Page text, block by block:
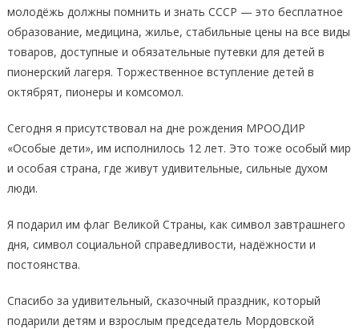
молодёжь должны помнить и знать СССР — это бесплатное
образование, медицина, жилье, стабильные цены на все виды
товаров, доступные и обязательные путевки для детей в
пионерский лагеря. Торжественное вступление детей в
октябрят, пионеры и комсомол.
Сегодня я присутствовал на дне рождения МРООДИР
«Особые дети», им исполнилось 12 лет. Это тоже особый мир
и особая страна, где живут удивительные, сильные духом
люди.
Я подарил им флаг Великой Страны, как символ завтрашнего
дня, символ социальной справедливости, надёжности и
постоянства.
Спасибо за удивительный, сказочный праздник, который
подарили детям и взрослым председатель Мордовской